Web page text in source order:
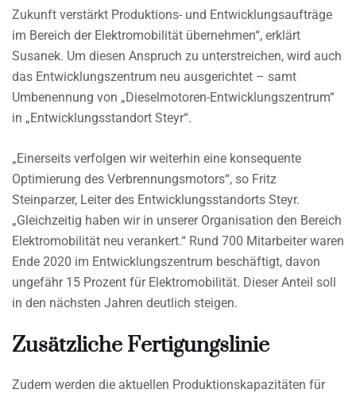
Zukunft verstärkt Produktions- und Entwicklungsaufträge
im Bereich der Elektromobilität übernehmen“, erklärt
Susanek. Um diesen Anspruch zu unterstreichen, wird auch
das Entwicklungszentrum neu ausgerichtet – samt
Umbenennung von „Dieselmotoren-Entwicklungszentrum“
in „Entwicklungsstandort Steyr“.
„Einerseits verfolgen wir weiterhin eine konsequente
Optimierung des Verbrennungsmotors“, so Fritz
Steinparzer, Leiter des Entwicklungsstandorts Steyr.
„Gleichzeitig haben wir in unserer Organisation den Bereich
Elektromobilität neu verankert.“ Rund 700 Mitarbeiter waren
Ende 2020 im Entwicklungszentrum beschäftigt, davon
ungefähr 15 Prozent für Elektromobilität. Dieser Anteil soll
in den nächsten Jahren deutlich steigen.
Zusätzliche Fertigungslinie
Zudem werden die aktuellen Produktionskapazitäten für